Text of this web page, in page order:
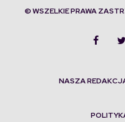
© WSZELKIE PRAWA
NASZA